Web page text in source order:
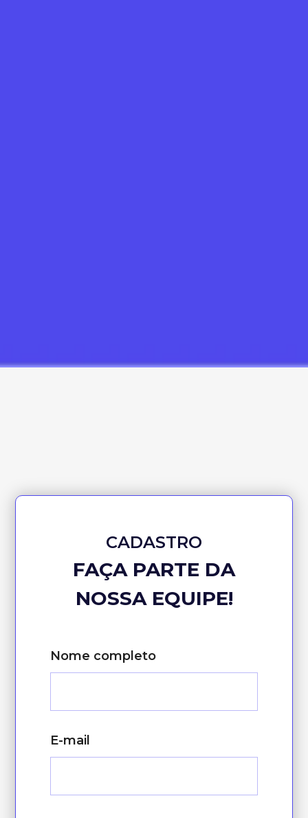
CADASTRO
FAÇA PARTE DA
NOSSA EQUIPE!
Nome completo
E-mail